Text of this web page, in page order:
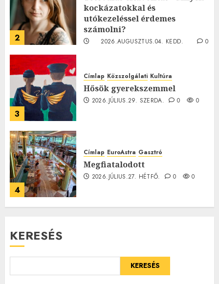
2
kockázatokkal és
utókezeléssel érdemes
számolni?
2026.AUGUSZTUS.04. KEDD.
0
3
Címlap Közszolgálati Kultúra
Hősök gyerekszemmel
2026.JÚLIUS.29. SZERDA. 0 0
4
Címlap EuroAstra Gasztró
Megfiatalodott
2026.JÚLIUS.27. HÉTFŐ. 0 0
KERESÉS
KERESÉS